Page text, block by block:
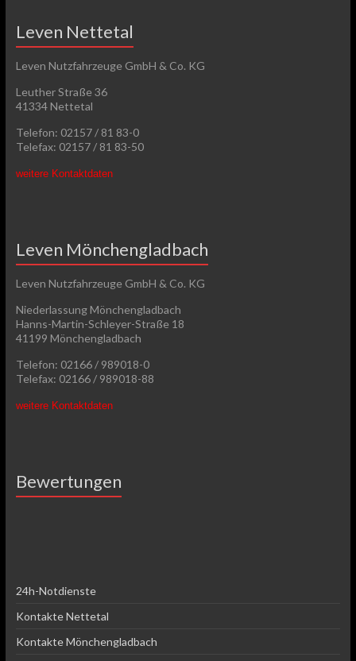
Leven Nettetal
Leven Nutzfahrzeuge GmbH & Co. KG
Leuther Straße 36
41334 Nettetal
Telefon: 02157 / 81 83-0
Telefax: 02157 / 81 83-50
weitere Kontaktdaten
Leven Mönchengladbach
Leven Nutzfahrzeuge GmbH & Co. KG
Niederlassung Mönchengladbach
Hanns-Martin-Schleyer-Straße 18
41199 Mönchengladbach
Telefon: 02166 / 989018-0
Telefax: 02166 / 989018-88
weitere Kontaktdaten
Bewertungen
24h-Notdienste
Kontakte Nettetal
Kontakte Mönchengladbach